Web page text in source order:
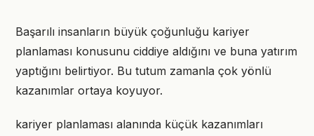
Başarılı insanların büyük çoğunluğu kariyer
planlaması konusunu ciddiye aldığını ve buna yatırım
yaptığını belirtiyor. Bu tutum zamanla çok yönlü
kazanımlar ortaya koyuyor.
kariyer planlaması alanında küçük kazanımları